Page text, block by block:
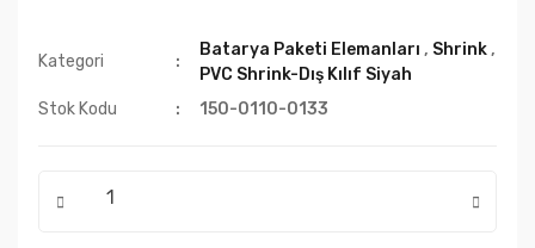
Kategori
Batarya Paketi Elemanları , Shrink,
PVC Shrink-Dış Kılıf Siyah
Stok Kodu
150-0110-0133